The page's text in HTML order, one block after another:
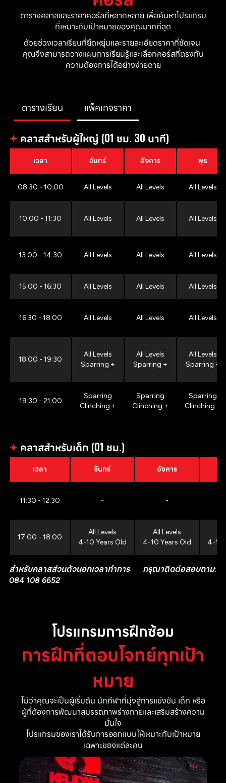
ตารางคลาสและราคาคอร์สที่หลากหลาย เพื่อค้นหาโปรแกรม
ที่เหมาะกับเป้าหมายของคุณมากที่สุด
ด้วยช่วงเวลาเรียนที่ยืดหยุ่นและรายละเอียดราคาที่ชัดเจน
คุณจึงสามารถวางแผนการเรียนรู้และเลือกคอร์สที่ตรงกับ
ความต้องการได้อย่างง่ายดาย
ตารางเรียน แพ็คเกจราคา
✦ คลาสสำหรับผู้ใหญ่ (01 ชม. 30 นาที)
เวลา จันทร์ อังคาร พุธ
08:30 - 10:00 All Levels All Levels All Levels
10:00 - 11:30 All Levels All Levels All Levels
13:00 - 14:30 All Levels All Levels All Levels
15:00 - 16:30 All Levels All Levels All Levels
16:30 - 18:00 All Levels All Levels All Levels
18:00 - 19:30
All Levels
Sparring +
All Levels
Sparring +
All Levels
Sparring +
19:30 - 21:00
Sparring
Clinching +
Sparring
Clinching +
Sparring
Clinching +
✦ คลาสสำหรับเด็ก (01 ชม.)
เวลา จันทร์ อังคาร
11:30 - 12:30 - -
17:00 - 18:00
All Levels
4-10 Years Old
All Levels
4-10 Years Old
4-10
สำหรับคลาสส่วนตัวนอกเวลาทำการ กรุณาติดต่อสอบถาม:
084 108 6652
โปรแกรมการฝึกซ้อม
การฝึกที่ตอบโจทย์ทุกเป้า
หมาย
ไม่ว่าคุณจะเป็นผู้เริ่มต้น นักกีฬาที่มุ่งสู่การแข่งขัน เด็ก หรือ
ผู้ที่ต้องการพัฒนาสมรรถภาพร่างกายและเสริมสร้างความ
มั่นใจ
โปรแกรมของเราได้รับการออกแบบให้เหมาะกับเป้าหมาย
เฉพาะของแต่ละคน